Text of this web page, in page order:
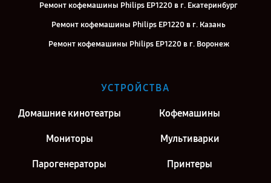
Ремонт кофемашины Philips EP1220 в г. Екатеринбург
Ремонт кофемашины Philips EP1220 в г. Казань
Ремонт кофемашины Philips EP1220 в г. Воронеж
Ремонт кофемашины Philips EP1220 в г. Москва
УСТРОЙСТВА
Домашние кинотеатры Кофемашины
Мониторы Мультиварки
Парогенераторы Принтеры